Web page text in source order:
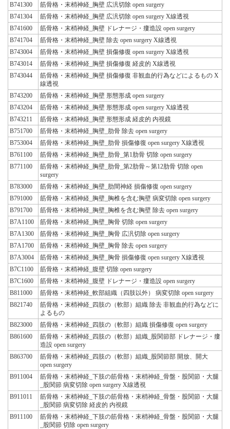
B741300
筋骨格・末梢神経_胸壁 広汎切除 open surgery
B741304
筋骨格・末梢神経_胸壁 広汎切除 open surgery X線透視
B741600
筋骨格・末梢神経_胸壁 ドレナージ・瘻造設 open surgery
B741704
筋骨格・末梢神経_胸壁 除去 open surgery X線透視
B743004
筋骨格・末梢神経_胸壁 損傷修復 open surgery X線透視
B743014
筋骨格・末梢神経_胸壁 損傷修復 経皮的 X線透視
B743044
筋骨格・末梢神経_胸壁 損傷修復 非観血的行為などによるもの X
線透視
B743200
筋骨格・末梢神経_胸壁 形態形成 open surgery
B743204
筋骨格・末梢神経_胸壁 形態形成 open surgery X線透視
B743211
筋骨格・末梢神経_胸壁 形態形成 経皮的 内視鏡
B751700
筋骨格・末梢神経_胸壁_肋骨 除去 open surgery
B753004
筋骨格・末梢神経_胸壁_肋骨 損傷修復 open surgery X線透視
B761100
筋骨格・末梢神経_胸壁_肋骨_第1肋骨 切除 open surgery
B771100
筋骨格・末梢神経_胸壁_肋骨_第2肋骨～第12肋骨 切除 open
surgery
B783000
筋骨格・末梢神経_胸壁_肋間神経 損傷修復 open surgery
B791000
筋骨格・末梢神経_胸壁_胸椎を含む胸壁 病変切除 open surgery
B791700
筋骨格・末梢神経_胸壁_胸椎を含む胸壁 除去 open surgery
B7A1100
筋骨格・末梢神経_胸壁_胸骨 切除 open surgery
B7A1300
筋骨格・末梢神経_胸壁_胸骨 広汎切除 open surgery
B7A1700
筋骨格・末梢神経_胸壁_胸骨 除去 open surgery
B7A3004
筋骨格・末梢神経_胸壁_胸骨 損傷修復 open surgery X線透視
B7C1100
筋骨格・末梢神経_腹壁 切除 open surgery
B7C1600
筋骨格・末梢神経_腹壁 ドレナージ・瘻造設 open surgery
B811000
筋骨格・末梢神経_軟部組織（四肢以外） 病変切除 open surgery
B821740
筋骨格・末梢神経_四肢の（軟部）組織 除去 非観血的行為などに
よるもの
B823000
筋骨格・末梢神経_四肢の（軟部）組織 損傷修復 open surgery
B861600
筋骨格・末梢神経_四肢の（軟部）組織_股関節部 ドレナージ・瘻
造設 open surgery
B863700
筋骨格・末梢神経_四肢の（軟部）組織_股関節部 開放、開大
open surgery
B911004
筋骨格・末梢神経_下肢の筋骨格・末梢神経_骨盤・股関節・大腿
_股関節 病変切除 open surgery X線透視
B911011
筋骨格・末梢神経_下肢の筋骨格・末梢神経_骨盤・股関節・大腿
_股関節 病変切除 経皮的 内視鏡
B911100
筋骨格・末梢神経_下肢の筋骨格・末梢神経_骨盤・股関節・大腿
_股関節 切除 open surgery